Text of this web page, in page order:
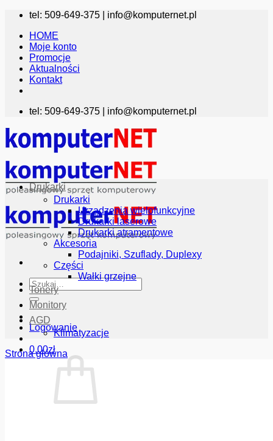
Przewiń
zawartości
tel: 509-649-375 | info@komputernet.pl
HOME
Moje konto
Promocje
Aktualności
Kontakt
tel: 509-649-375 | info@komputernet.pl
Szukaj:
Logowanie
0.00zł
Drukarki
Drukarki
Urządzenia wielofunkcyjne
Drukarki laserowe
Drukarki atramentowe
Akcesoria
Podajniki, Szuflady, Duplexy
Części
Wałki grzejne
Tonery
Monitory
AGD
Klimatyzacje
Strona główna